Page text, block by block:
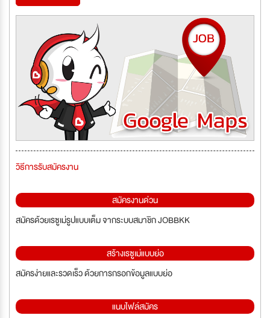
วิธีการรับสมัครงาน
สมัครงานด่วน
สมัครด้วยเรซูเม่รูปแบบเต็ม จากระบบสมาชิก JOBBKK
สร้างเรซูเม่แบบย่อ
สมัครง่ายและรวดเร็ว ด้วยการกรอกข้อมูลแบบย่อ
แนบไฟล์สมัคร